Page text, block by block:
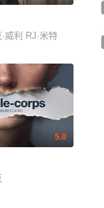
·弗兰克林-米勒 约诺
煜 褚旭 亮月儿 王飞
威利 RJ·米特
5.0